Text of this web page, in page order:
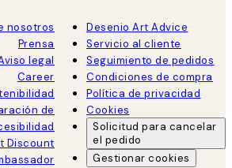
nosotros
Prensa
legal
Career
de
Discount
Desenio Art Advice
Servicio al cliente
Seguimiento de pedidos
Condiciones de compra
Política de privacidad
Cookies
Solicitud para cancelar
el pedido
Gestionar cookies